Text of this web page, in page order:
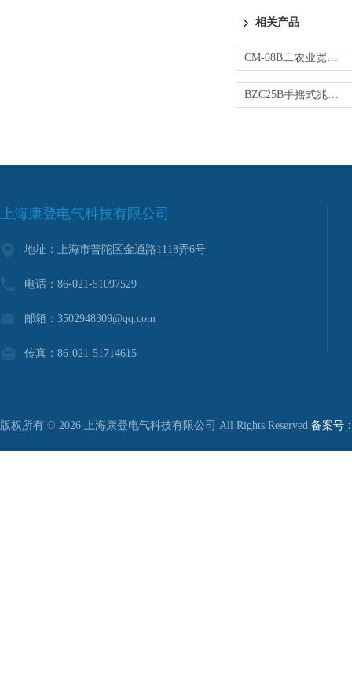
相关产品
CM-08B工农业宽量限油料电导率仪
BZC25B手摇式兆欧表
上海康登电气科技有限公司
地址：上海市普陀区金通路1118弄6号
电话：86-021-51097529
邮箱：3502948309@qq.com
传真：86-021-51714615
版权所有 © 2026 上海康登电气科技有限公司 All Rights Reserved 备案号